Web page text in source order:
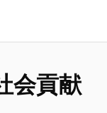
会貢献